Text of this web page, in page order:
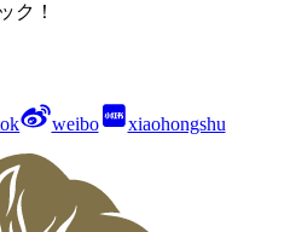
ク！
weibo xiaohongshu